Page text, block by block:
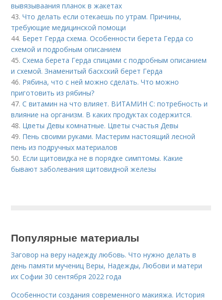
вывязываания планок в жакетах
43.Что делать если отекаешь по утрам. Причины,
требующие медицинской помощи
44. Берет Герда схема. Особенности берета Герда со
схемой и подробным описанием
45.Схема берета Герда спицами с подробным описанием
и схемой. Знаменитый баскский берет Герда
46. Рябина, что с ней можно сделать. Что можно
приготовить из рябины?
47.С витамин на что влияет. ВИТАМИН С: потребность и
влияние на организм. В каких продуктах содержится.
48. Цветы Девы комнатные. Цветы счастья Девы
49. Пень своими руками. Мастерим настоящий лесной
пень из подручных материалов
50. Если щитовидка не в порядке симптомы. Какие
бывают заболевания щитовидной железы
Популярные материалы
Заговор на веру надежду любовь. Что нужно делать в
день памяти мучениц Веры, Надежды, Любови и матери
их Софии 30 сентября 2022 года
Особенности создания современного макияжа. История